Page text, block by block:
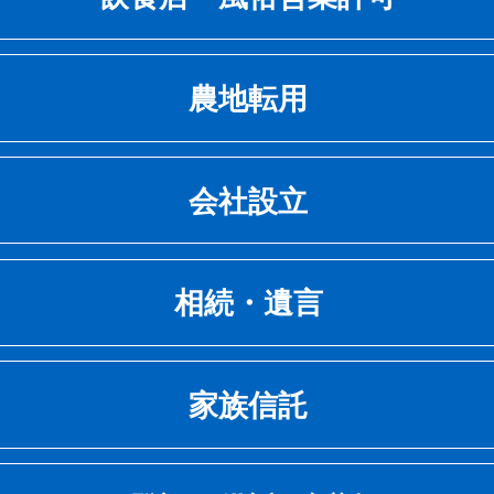
模以上の建設業を営む場合は都道府県知事又は国
の許可が必要です。
務所では、建設業許可の要否や許可条件を満たして
かの判断をさせていただき、必要な書類の作成及び
行います。
にお問い合わせください。
50,000
食店に関連する手続き
店を営業するためにも管轄する保健所の許可が必
「食品衛生法」で定められています。自治体によっ
深夜１２時以降にお酒を提供するお店は、警察署
務所代表は前職が老舗の人気ダイニングバーで店
営やマーケティングに携わっていた経歴があるた
申請だけでなく店内レイアウトや経営アドバイスな
農地転用
地転用に関連する手続き
の土地と違い、農地に関して権利を移転しようと
当事者間の合意の他にも、農業委員会または都道
の許可を受ける必要があります。この許可を受けな
売買や賃借等の契約は効力を生じません。
を農地の性質のまま権利移転する場合→「農地法
→「農地法４条許可」または「農地法５条許可」が
委員会への申請は毎月締め切りがあります。 例
会社設立
社転用に関連する手続き
法によって最低資本金が１円からでも株式会社を
どの書類の作成が必要になります。これから事業
代表者の方がすべてを行おうとするととても大きな
相続・遺言
続・遺言に関連する手続き
、法定の要件を満たした遺言書が作成された場合
家族信託